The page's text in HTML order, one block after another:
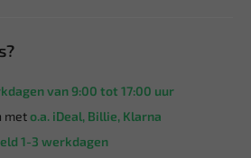
van 9:00 tot 17:00 uur
meto.a. iDeal, Billie, Klarna
1-3 werkdagen